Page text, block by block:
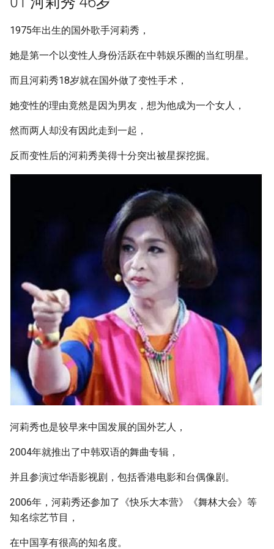
Metadata]
1975年出生的国外歌手河莉秀，
她是第一个以变性人身份活跃在中韩娱乐圈的当红明星。
而且河莉秀18岁就在国外做了变性手术，
她变性的理由竟然是因为男友，想为他成为一个女人，
然而两人却没有因此走到一起，
反而变性后的河莉秀美得十分突出被星探挖掘。
河莉秀也是较早来中国发展的国外艺人，
2004年就推出了中韩双语的舞曲专辑，
并且参演过华语影视剧，包括香港电影和台偶像剧。
2006年，河莉秀还参加了《快乐大本营》《舞林大会》等
知名综艺节目，
在中国享有很高的知名度。